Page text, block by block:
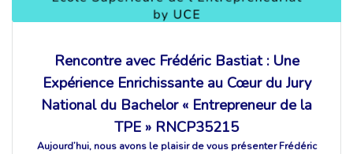
Rencontre avec Frédéric Bastiat : Une
Expérience Enrichissante au Cœur du Jury
National du Bachelor « Entrepreneur de la
TPE » RNCP35215
Aujourd’hui, nous avons le plaisir de vous présenter Frédéric